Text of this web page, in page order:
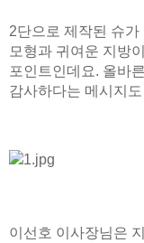
2단으로 제작된 슈
모형과 귀여운 지방
포인트인데요. 올바
감사하다는 메시지
이선호 이사장님은